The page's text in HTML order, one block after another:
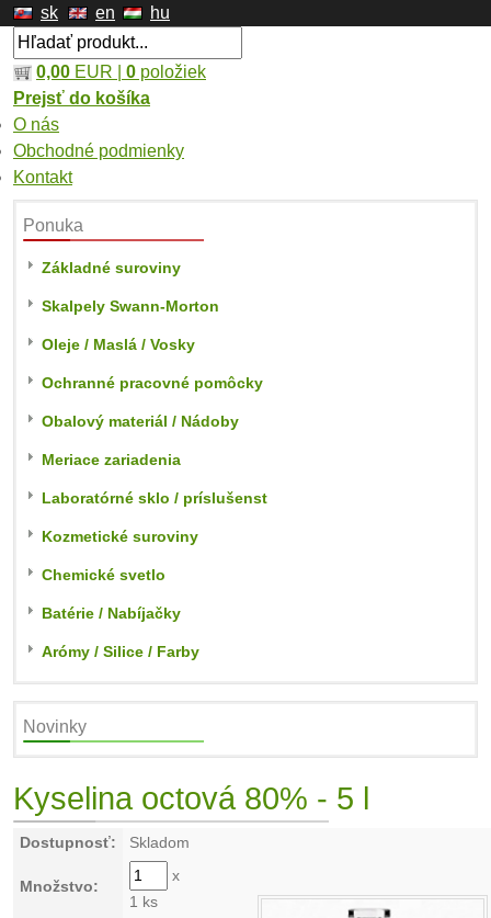
sk en hu
0,00 EUR | 0 položiek
Prejsť do košíka
O nás
Obchodné podmienky
Kontakt
Ponuka
Základné suroviny
Skalpely Swann-Morton
Oleje / Maslá / Vosky
Ochranné pracovné pomôcky
Obalový materiál / Nádoby
Meriace zariadenia
Laboratórné sklo / príslušenst
Kozmetické suroviny
Chemické svetlo
Batérie / Nabíjačky
Arómy / Silice / Farby
Novinky
Kyselina octová 80% - 5 l
Dostupnosť: Skladom
Množstvo:
x
1 ks